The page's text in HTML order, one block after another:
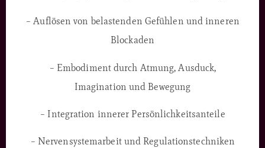
– Auflösen von belastenden Gefühlen und inneren
Blockaden
– Embodiment durch Atmung, Ausduck,
Imagination und Bewegung
– Integration innerer Persönlichkeitsanteile
– Nervensystemarbeit und Regulationstechniken